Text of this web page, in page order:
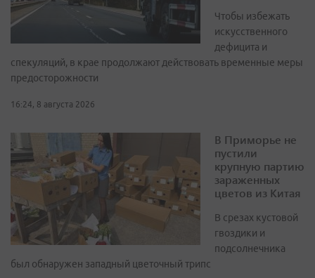
Чтобы избежать
искусственного
дефицита и
спекуляций, в крае продолжают действовать временные меры
предосторожности
16:24, 8 августа 2026
В Приморье не
пустили
крупную партию
зараженных
цветов из Китая
В срезах кустовой
гвоздики и
подсолнечника
был обнаружен западный цветочный трипс